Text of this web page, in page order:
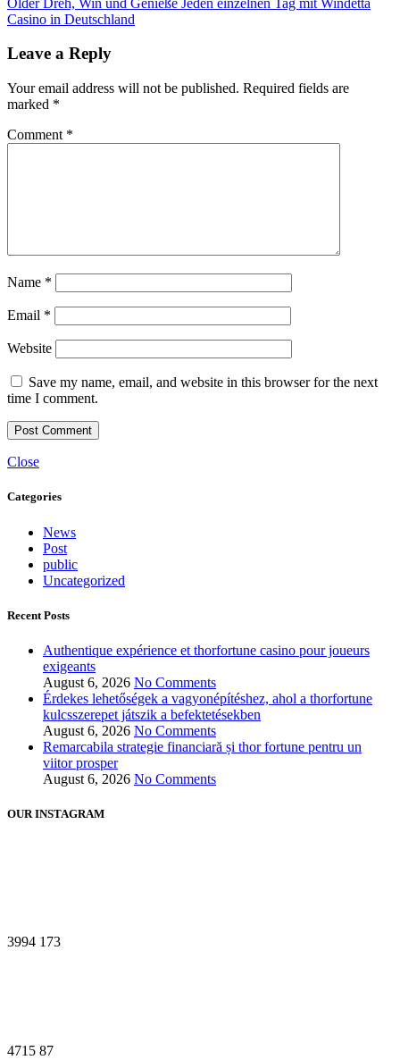
Casino in Deutschland
Leave a Reply
Your email address will not be published. Required fields are
marked *
Comment *
Name *
Email *
Website
Save my name, email, and website in this browser for the next
time I comment.
Close
Categories
News
Post
public
Uncategorized
Recent Posts
Authentique expérience et thorfortune casino pour joueurs
exigeants
August 6, 2026 No Comments
Érdekes lehetőségek a vagyonépítéshez, ahol a thorfortune
kulcsszerepet játszik a befektetésekben
August 6, 2026 No Comments
Remarcabila strategie financiară și thor fortune pentru un
viitor prosper
August 6, 2026 No Comments
OUR INSTAGRAM
3994 173
4715 87